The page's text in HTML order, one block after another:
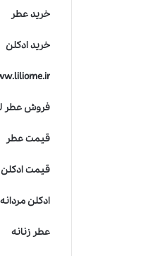
خرید عطر
خرید ادکلن
فروش عطر
قیمت عطر
قیمت ادکلن
ادکلن مردانه
عطر زنانه